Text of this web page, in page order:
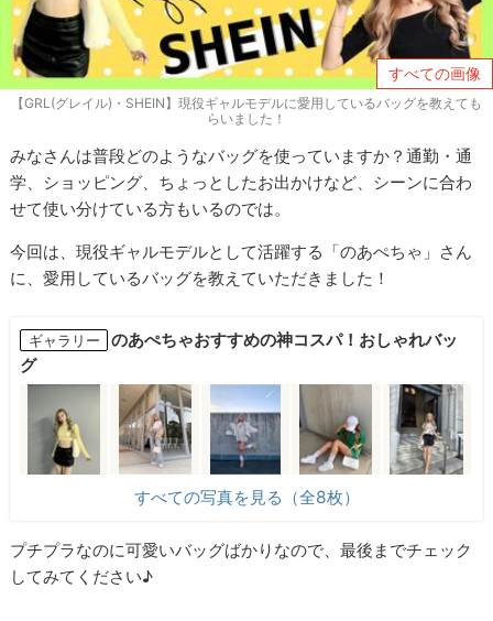
すべての画像
【GRL(グレイル)・SHEIN】現役ギャルモデルに愛用しているバッグを教えても
らいました！
みなさんは普段どのようなバッグを使っていますか？通勤・通
学、ショッピング、ちょっとしたお出かけなど、シーンに合わ
せて使い分けている方もいるのでは。
今回は、現役ギャルモデルとして活躍する「のあぺちゃ」さん
に、愛用しているバッグを教えていただきました！
ギャラリー
のあぺちゃおすすめの神コスパ！おしゃれバッ
グ
すべての写真を見る（全8枚）
プチプラなのに可愛いバッグばかりなので、最後までチェック
してみてください♪